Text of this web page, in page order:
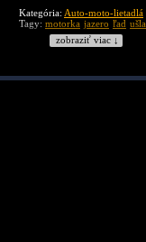
Kategória: Auto-moto-lietadlá
Tagy: motorka jazero ľad ušla
zobraziť viac ↓